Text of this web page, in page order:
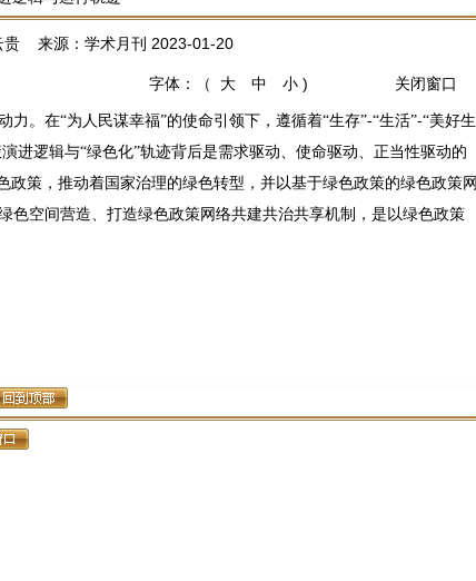
来源：学术月刊 2023-01-20
字体：（ 大 中 小) 关闭窗口
。在“为人民谋幸福”的使命引领下，遵循着“生存”-“生活”-“美好生
进逻辑与“绿色化”轨迹背后是需求驱动、使命驱动、正当性驱动的
策，推动着国家治理的绿色转型，并以基于绿色政策的绿色政策网
空间营造、打造绿色政策网络共建共治共享机制，是以绿色政策